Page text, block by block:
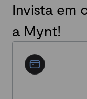
Invista em
a Mynt!